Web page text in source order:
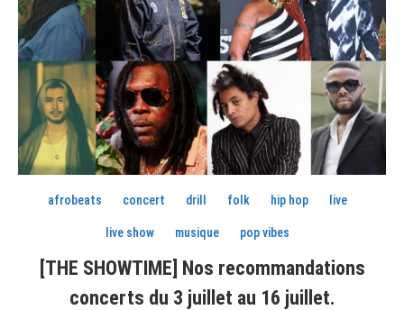
afrobeats concert drill folk hip hop live
live show musique pop vibes
[THE SHOWTIME] Nos recommandations
concerts du 3 juillet au 16 juillet.